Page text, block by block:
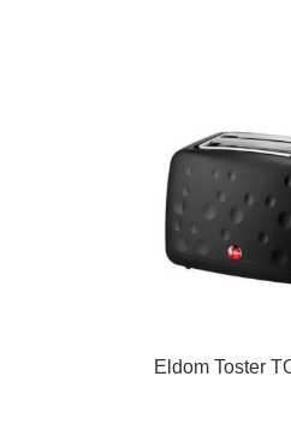
Eldom Toster